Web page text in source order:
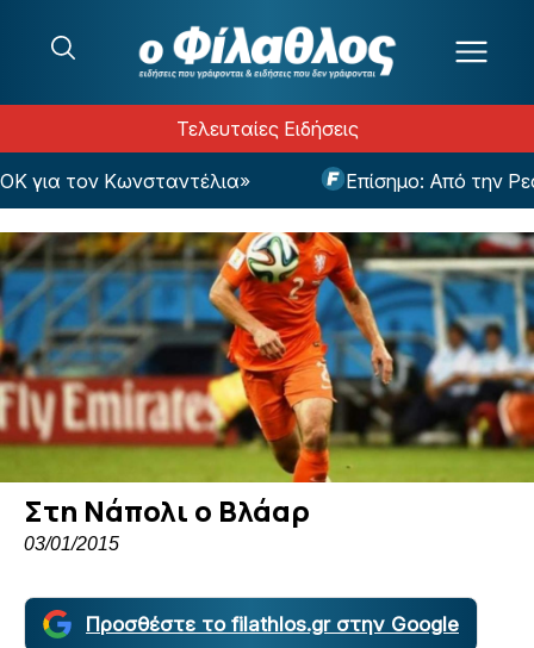
Τελευταίες Ειδήσεις
τον Κωνσταντέλια» Επίσημο: Από την
Στη Νάπολι ο Βλάαρ
03/01/2015
Προσθέστε το filathlos.gr στην Google